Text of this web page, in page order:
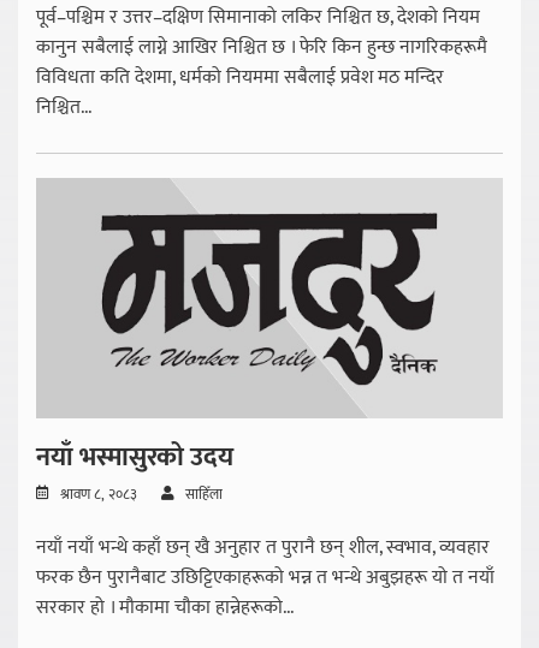
पूर्व–पश्चिम र उत्तर–दक्षिण सिमानाको लकिर निश्चित छ, देशको नियम
कानुन सबैलाई लाग्ने आखिर निश्चित छ । फेरि किन हुन्छ नागरिकहरूमै
विविधता कति देशमा, धर्मको नियममा सबैलाई प्रवेश मठ मन्दिर
निश्चित...
नयाँ भस्मासुरको उदय
श्रावण ८, २०८३ साहिँला
नयाँ नयाँ भन्थे कहाँ छन् खै अनुहार त पुरानै छन् शील, स्वभाव, व्यवहार
फरक छैन पुरानैबाट उछिट्टिएकाहरूको भन्न त भन्थे अबुझहरू यो त नयाँ
सरकार हो । मौकामा चौका हान्नेहरूको...